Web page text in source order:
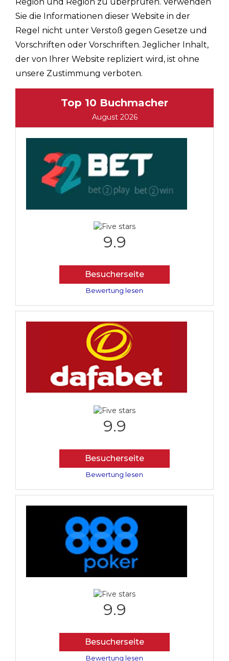
Sie die Informationen dieser Website in der
Regel nicht unter Verstoß gegen Gesetze und
Vorschriften oder Vorschriften. Jeglicher Inhalt,
der von Ihrer Website repliziert wird, ist ohne
unsere Zustimmung verboten.
Top 10 Buchmacher
August 2026
9.9
Besucherseite
Bewertung lesen
9.9
Besucherseite
Bewertung lesen
9.9
Besucherseite
Bewertung lesen